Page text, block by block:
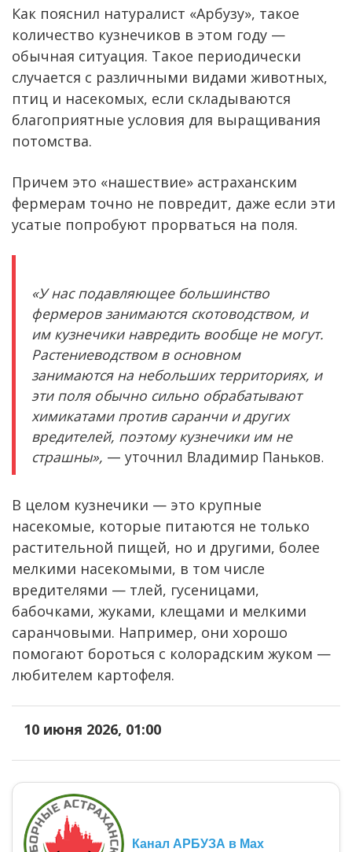
Как пояснил натуралист «Арбузу», такое
количество кузнечиков в этом году —
обычная ситуация. Такое периодически
случается с различными видами животных,
птиц и насекомых, если складываются
благоприятные условия для выращивания
потомства.
Причем это «нашествие» астраханским
фермерам точно не повредит, даже если эти
усатые попробуют прорваться на поля.
«У нас подавляющее большинство
фермеров занимаются скотоводством, и
им кузнечики навредить вообще не могут.
Растениеводством в основном
занимаются на небольших территориях, и
эти поля обычно сильно обрабатывают
химикатами против саранчи и других
вредителей, поэтому кузнечики им не
страшны», — уточнил Владимир Паньков.
В целом кузнечики — это крупные
насекомые, которые питаются не только
растительной пищей, но и другими, более
мелкими насекомыми, в том числе
вредителями — тлей, гусеницами,
бабочками, жуками, клещами и мелкими
саранчовыми. Например, они хорошо
помогают бороться с колорадским жуком —
любителем картофеля.
10 июня 2026, 01:00
Канал АРБУЗА в Max